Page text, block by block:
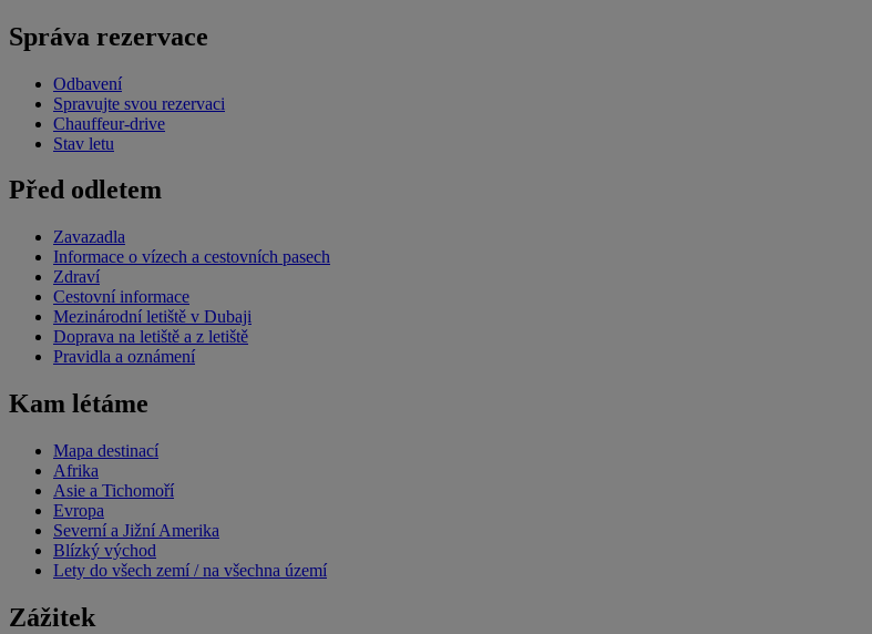
Správa rezervace
Odbavení
Spravujte svou rezervaci
Chauffeur-drive
Stav letu
Před odletem
Zavazadla
Informace o vízech a cestovních pasech
Zdraví
Cestovní informace
Mezinárodní letiště v Dubaji
Doprava na letiště a z letiště
Pravidla a oznámení
Kam létáme
Mapa destinací
Afrika
Asie a Tichomoří
Evropa
Severní a Jižní Amerika
Blízký východ
Lety do všech zemí / na všechna území
Zážitek